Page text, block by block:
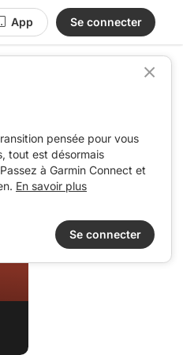
App Se connecter
pensée pour vous
tout est désormais
à Garmin Connect et
En savoir plus
Se connecter